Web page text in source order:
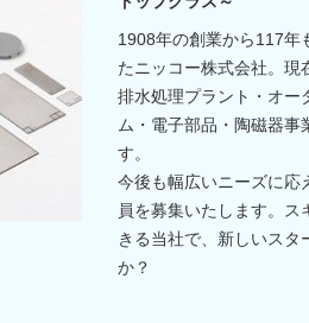
1908年の創業から117年
たニッコー株式会社。現
排水処理プラント・オー
ム・電子部品・陶磁器事
す。
今後も幅広いニーズに応
員を募集いたします。ス
きる当社で、新しいスタ
か？